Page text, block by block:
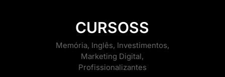
CURSOSS
Memória, Inglês, Investimentos,
Marketing Digital,
Profissionalizantes